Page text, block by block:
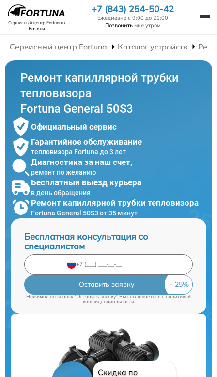
Сервисный центр Fortunaв
Казани
+7 (843) 254-50-42
Ежедневно с 9:00 до 21:00
Позвонить мне утром
Сервисный центр Fortuna Каталог устройств
Ремонт капиллярной трубки
тепловизора
Fortuna General 50S3
Официальный сервис
Гарантийное обслуживание
тепловизора Fortuna до 3 лет
Диагностика за наш счет,
ремонт по желанию
Бесплатный выезд курьера
в день обращения
Ремонт капиллярной трубки тепловизора
Fortuna General 50S3 от 35 минут
Бесплатная консультация со
специалистом
Оставить заявку
Нажимая на кнопку "Оставить заявку" Вы соглашаетесь cполитикой
конфиденциальности
Скидка по